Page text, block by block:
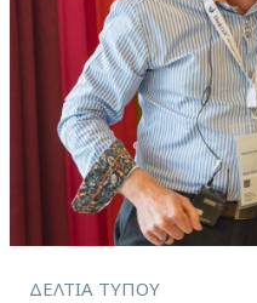
ΔΕΛΤΊΑ ΤΎΠΟΥ